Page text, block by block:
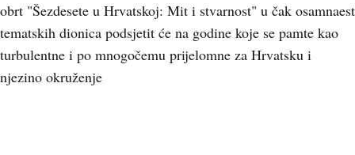
obrt "Šezdesete u Hrvatskoj: Mit i stvarnost" u čak osamnaest
tematskih dionica podsjetit će na godine koje se pamte kao
turbulentne i po mnogočemu prijelomne za Hrvatsku i
njezino okruženje